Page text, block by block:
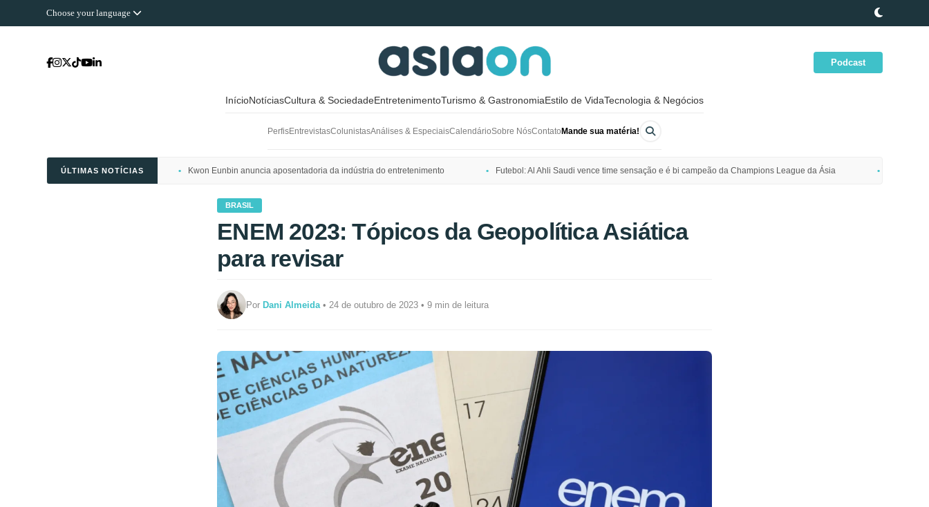
Choose your language
Podcast
InícioNotíciasCultura & SociedadeEntretenimentoTurismo & GastronomiaEstilo de VidaTecnologia & Negócios
PerfisEntrevistasColunistasAnálises & EspeciaisCalendárioSobre NósContato Mande sua matéria!
ÚLTIMAS NOTÍCIAS Kwon Eunbin anuncia aposentadoria da indústria do entretenimento Futebol: Al Ahli Saudi vence time sensação e é bi campeão da Champions League da Ásia
BRASIL
ENEM 2023: Tópicos da Geopolítica Asiática
para revisar
PorDani Almeida • 24 de outubro de 2023 • 9 min de leitura